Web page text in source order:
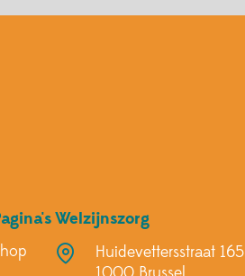
Welzijnszorg
Huidevettersstraat 165